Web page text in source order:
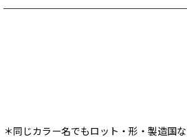
＊同じカラー名でもロット・形・製造国